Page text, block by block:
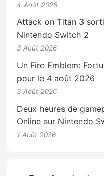
4 Août 2026
Attack on Titan 3
Nintendo Switch 2
3 Août 2026
Un Fire Emblem:
pour le 4 août 2026
3 Août 2026
Deux heures de
Online sur Nintendo
1 Août 2026